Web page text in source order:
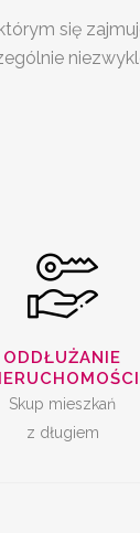
się
ODDŁUŻANIE
Skup mieszkań
z długiem
SKUP
LOKALI